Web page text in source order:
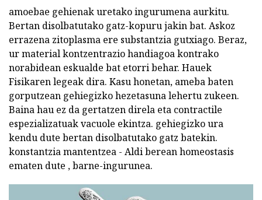
amoebae gehienak uretako ingurumena aurkitu.
Bertan disolbatutako gatz-kopuru jakin bat. Askoz
errazena zitoplasma ere substantzia gutxiago. Beraz,
ur material kontzentrazio handiagoa kontrako
norabidean eskualde bat etorri behar. Hauek
Fisikaren legeak dira. Kasu honetan, ameba baten
gorputzean gehiegizko hezetasuna lehertu zukeen.
Baina hau ez da gertatzen direla eta contractile
espezializatuak vacuole ekintza. gehiegizko ura
kendu dute bertan disolbatutako gatz batekin.
konstantzia mantentzea - Aldi berean homeostasis
ematen dute , barne-ingurunea.